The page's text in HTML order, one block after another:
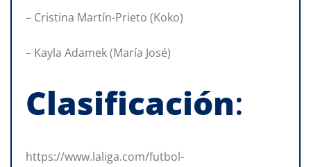
– Cristina Martín-Prieto (Koko)
– Kayla Adamek (María José)
Clasificación:
https://www.laliga.com/futbol-